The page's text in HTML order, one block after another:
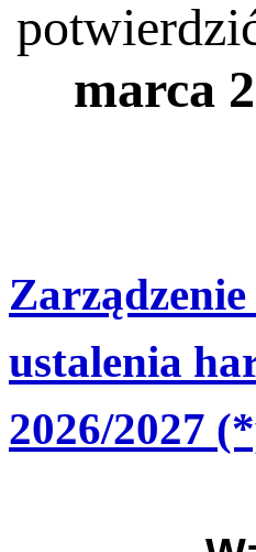
marca
ustalenia
2026/2027